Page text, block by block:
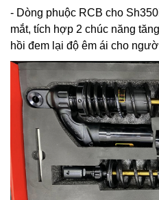
- Dòng phuộc RCB cho
mắt, tích hợp 2 chúc năng
hồi đem lại độ êm ái cho